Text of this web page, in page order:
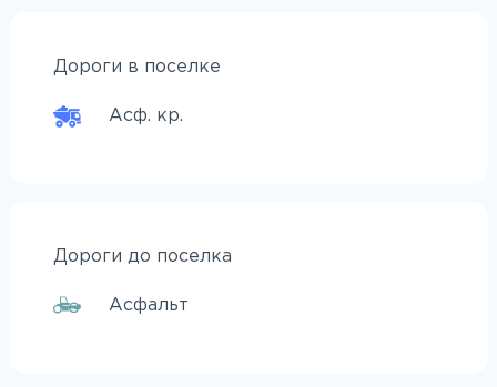
Дороги в поселке
Асф. кр.
Дороги до поселка
Асфальт